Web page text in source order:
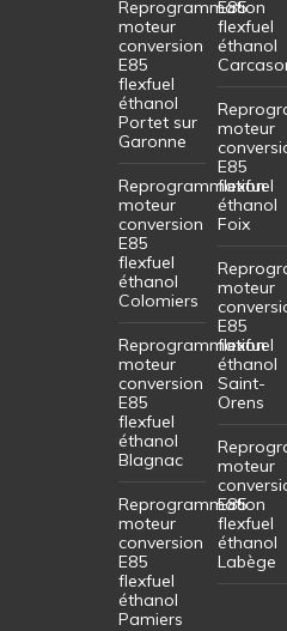
Reprogrammation
moteur
conversion
E85
flexfuel
éthanol
Portet sur
Garonne
Reprogrammation
moteur
conversion
E85
flexfuel
éthanol
Colomiers
Reprogrammation
moteur
conversion
E85
flexfuel
éthanol
Blagnac
Reprogrammation
moteur
conversion
E85
flexfuel
éthanol
Pamiers
E85
flexfuel
éthanol
moteur
E85
flexfuel
éthanol
Foix
moteur
E85
flexfuel
éthanol
Saint-
Orens
moteur
E85
flexfuel
éthanol
Labège